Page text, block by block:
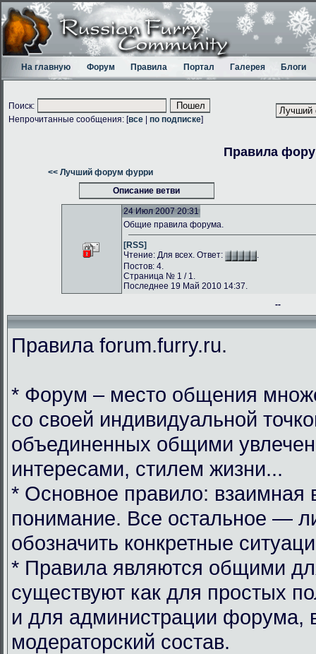
На главную Форум Правила Портал Галерея Блоги
Поиск:
Непрочитанные сообщения: [все по подписке]
Правила
<< Лучший форум фурри
Описание ветви
24 Июл 2007 20:31
Общие правила форума.
[RSS]
Чтение: Для всех. Ответ:
.
Постов: 4.
Страница № 1 / 1.
Последнее 19 Май 2010 14:37.
--
Правила forum.furry.ru.
* Форум – место общения
со своей индивидуальной
объединенных общими
интересами, стилем жизни...
* Основное правило: взаимная
понимание. Все остальное —
обозначить конкретные
* Правила являются общими
существуют как для простых
и для администрации форума,
модераторский состав.